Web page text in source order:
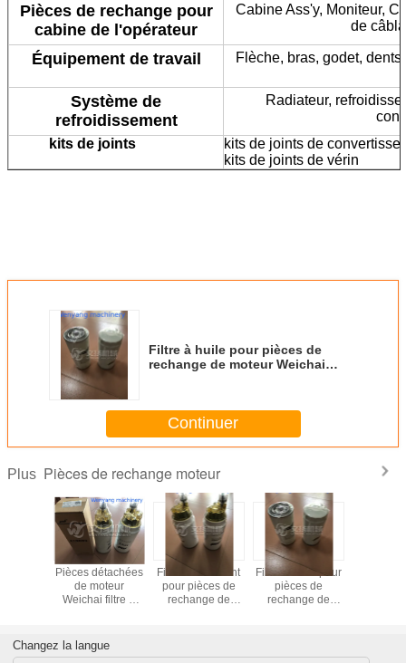
Pièces de rechange pour
cabine de l'opérateur
Cabine Ass'y, Moniteur,
de
Équipement de travail Flèche, bras, godet,
Système de
refroidissement
Radiateur,
kits de joints
kits de joints de
kits de joints de vérin
Filtre à huile pour pièces de
rechange de moteur Weichai
Continuer
Plus Pièces de rechange moteur
Chine
Pièces détachées
de moteur
Weichai filtre à
fabriqué en Chine
Filtre à carburant
pour pièces de
rechange de
Filtre à huile pour
pièces de
rechange de
Changez la langue